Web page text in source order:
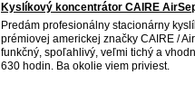
Kyslíkový koncentrátor CAIRE
Predám profesionálny stacionárny
prémiovej americkej značky CAIRE /
funkčný, spoľahlivý, veľmi tichý a
630 hodin. Ba okolie viem priviest.